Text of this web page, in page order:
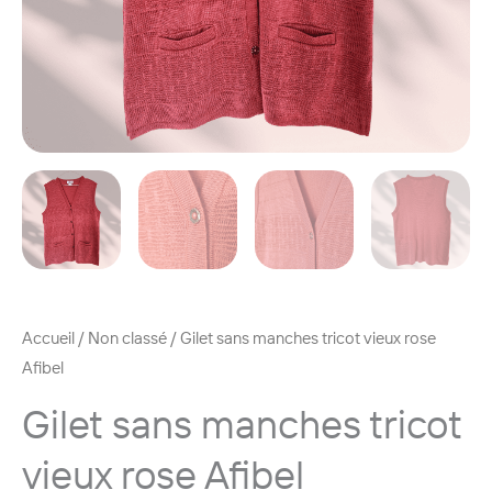
Accueil / Non classé / Gilet sans manches tricot vieux rose
Afibel
Gilet sans manches tricot
vieux rose Afibel